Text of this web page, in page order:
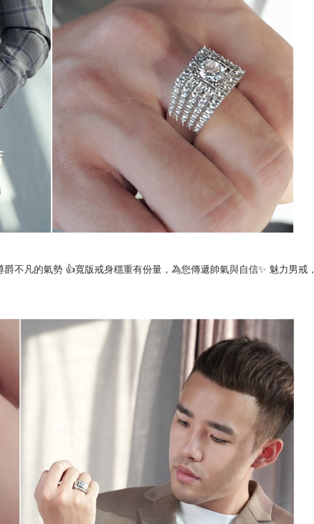
不凡的氣勢 👍寬版戒身穩重有份量，為您傳遞帥氣與自信✨ 魅力男戒，